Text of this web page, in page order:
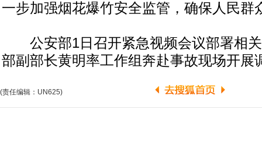
一步加强烟花爆竹安全监管，确保人民群
公安部1日召开紧急视频会议部署相关
部副部长黄明率工作组奔赴事故现场开展
(责任编辑：UN625)